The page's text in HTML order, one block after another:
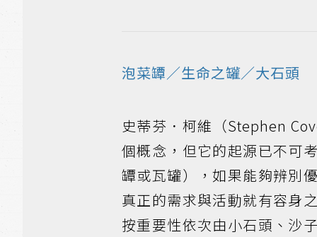
泡菜罈／生命之罐／大石頭
史蒂芬．柯維（Stephen
個概念，但它的起源已不可
罈或瓦罐），如果能夠辨別
真正的需求與活動就有容身
按重要性依次由小石頭、沙